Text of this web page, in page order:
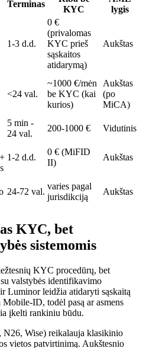
Terminas
KYC
lygis
1-3 d.d.
0 €
(privalomas
KYC prieš
sąskaitos
atidarymą)
Aukštas
<24 val.
~1000 €/mėn
be KYC (kai
kurios)
Aukštas
(po
MiCA)
5 min -
24 val.
200-1000 € Vidutinis
1-2 d.d.
0 € (MiFID
II)
Aukštas
24-72 val.
varies pagal
jurisdikciją
Aukštas
KYC, bet
sistemomis
KYC procedūrų, bet
valstybės identifikavimo
Luminor leidžia atidaryti sąskaitą
ID, todėl pasą ar asmens
įkelti rankiniu būdu.
Wise) reikalauja klasikinio
vietos patvirtinimą. Aukštesnio